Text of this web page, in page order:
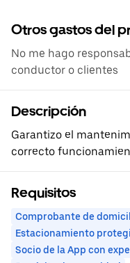
Otros gastos del
No me hago
conductor o clientes
Descripción
Garantizo el
correcto
Requisitos
Comprobante de
Estacionamiento
Socio de la App con